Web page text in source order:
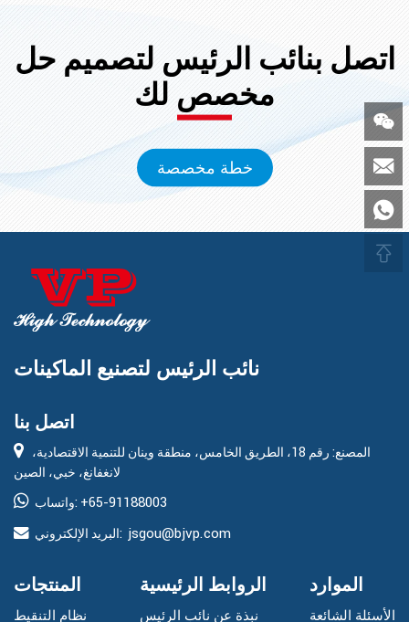
اتصل بنائب الرئيس لتصميم حل
مخصص لك
خطة مخصصة
نائب الرئيس لتصنيع الماكينات
اتصل بنا
لانغفانغ، خبي، الصين
واتساب: +65-91188003
البريد الإلكتروني: jsgou@bjvp.com
المنتجات
نظام التنقيط
الروابط الرئيسية
نبذة عن نائب الرئيس
الموارد
الأسئلة الشائعة



